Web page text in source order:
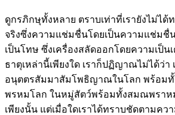
ดูกรภิกษุทั้งหลาย ตราบเท่าที่เรายังไม่ไ
จริงซึ่งความแช่มชื่นโดยเป็นความแช่มชื่
เป็นโทษ ซึ่งเครื่องสลัดออกโดยความเป็น
ธาตุเหล่านี้เพียงใด เราก็ปฏิญาณไม่ได้ว่า
อนุตตรสัมมาสัมโพธิญาณในโลก พร้อมทั้
พรหมโลก ในหมู่สัตว์พร้อมทั้งสมณพราห
เพียงนั้น แต่เมื่อใดเราได้ทราบชัดตามคว